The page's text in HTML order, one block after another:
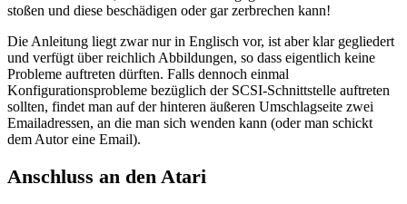
stoßen und diese beschädigen oder gar zerbrechen kann!
Die Anleitung liegt zwar nur in Englisch vor, ist aber klar gegliedert
und verfügt über reichlich Abbildungen, so dass eigentlich keine
Probleme auftreten dürften. Falls dennoch einmal
Konfigurationsprobleme bezüglich der SCSI-Schnittstelle auftreten
sollten, findet man auf der hinteren äußeren Umschlagseite zwei
Emailadressen, an die man sich wenden kann (oder man schickt
dem Autor eine Email).
Anschluss an den Atari